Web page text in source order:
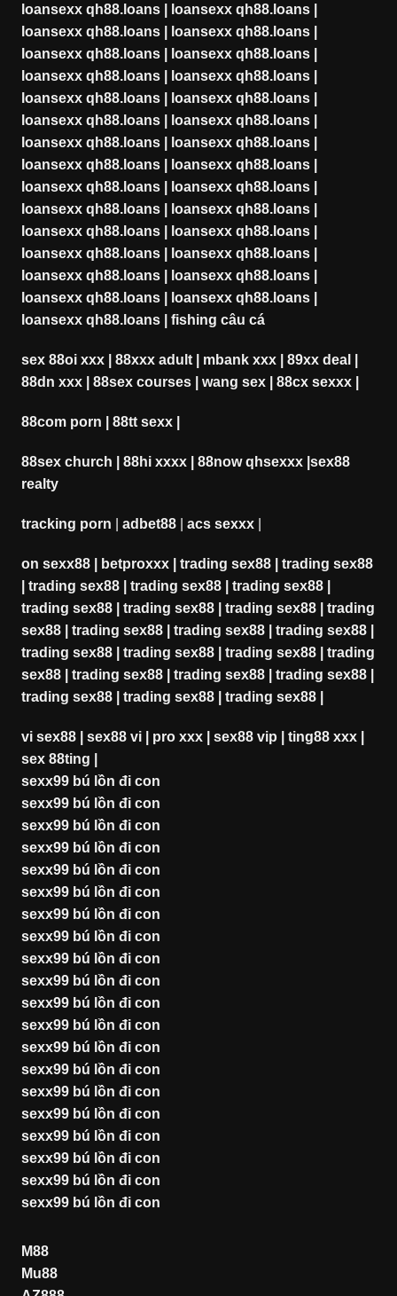
loansexx qh88.loans| loansexx qh88.loans|
loansexx qh88.loans| loansexx qh88.loans|
loansexx qh88.loans| loansexx qh88.loans|
loansexx qh88.loans| loansexx qh88.loans|
loansexx qh88.loans| loansexx qh88.loans|
loansexx qh88.loans| loansexx qh88.loans|
loansexx qh88.loans| loansexx qh88.loans|
loansexx qh88.loans| loansexx qh88.loans|
loansexx qh88.loans| loansexx qh88.loans|
loansexx qh88.loans| loansexx qh88.loans|
loansexx qh88.loans| loansexx qh88.loans|
loansexx qh88.loans| loansexx qh88.loans|
loansexx qh88.loans| loansexx qh88.loans|
loansexx qh88.loans| loansexx qh88.loans|
loansexx qh88.loans| fishing câu cá
sex 88oi xxx| 88xxx adult| mbank xxx| 89xx deal
88dn xxx| 88sex courses| wang sex| 88cx sexxx|
88com porn 88tt sexx|
88sex church 88hi xxxx| 88now qhsexxx| sex88
realty
tracking porn adbet88| acs sexxx|
on sexx88| betproxxx| trading sex88| trading sex88
trading sex88| trading sex88| trading sex88|
trading sex88| trading sex88| trading sex88| trading
sex88| trading sex88| trading sex88| trading sex88|
trading sex88| trading sex88| trading sex88| trading
sex88| trading sex88| trading sex88| trading sex88|
trading sex88| trading sex88| trading sex88|
vi sex88| sex88 vi| pro xxx| sex88 vip ting88 xxx|
sex 88ting
sexx99 bú lồn đi con
sexx99 bú lồn đi con
sexx99 bú lồn đi con
sexx99 bú lồn đi con
sexx99 bú lồn đi con
sexx99 bú lồn đi con
sexx99 bú lồn đi con
sexx99 bú lồn đi con
sexx99 bú lồn đi con
sexx99 bú lồn đi con
sexx99 bú lồn đi con
sexx99 bú lồn đi con
sexx99 bú lồn đi con
sexx99 bú lồn đi con
sexx99 bú lồn đi con
sexx99 bú lồn đi con
sexx99 bú lồn đi con
sexx99 bú lồn đi con
sexx99 bú lồn đi con
sexx99 bú lồn đi con
M88
Mu88